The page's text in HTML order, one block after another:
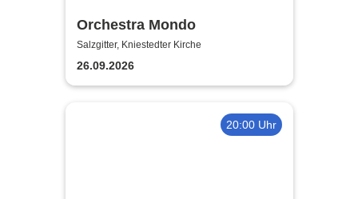
Orchestra Mondo
Salzgitter, Kniestedter Kirche
26.09.2026
20:00 Uhr